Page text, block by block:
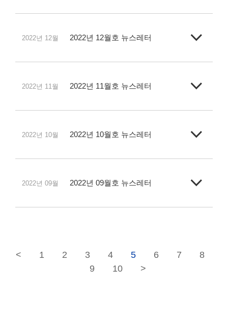
2022년 12월 2022년 12월호 뉴스레터
2022년 11월 2022년 11월호 뉴스레터
2022년 10월 2022년 10월호 뉴스레터
2022년 09월 2022년 09월호 뉴스레터
< 1 2 3 4 5 6 7
8
9
10 >